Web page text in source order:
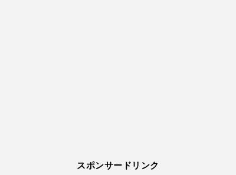
スポンサードリンク